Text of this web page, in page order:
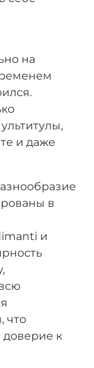
на
и даже
в
и
что
доверие к